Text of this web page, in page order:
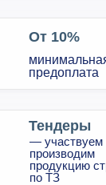
предоплата
— участвуем
производим
продукцию
по ТЗ
От 10%
Тендеры